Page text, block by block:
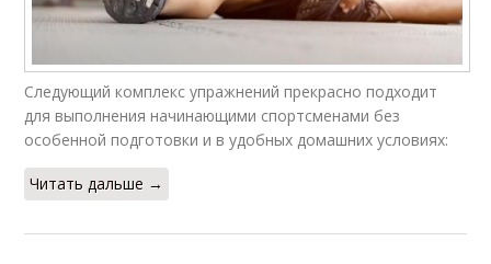
Следующий комплекс упражнений прекрасно подходит
для выполнения начинающими спортсменами без
особенной подготовки и в удобных домашних условиях:
Читать дальше →